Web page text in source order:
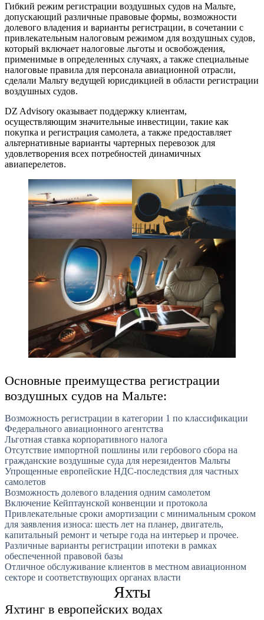
Гибкий режим регистрации воздушных судов на Мальте,
допускающий различные правовые формы, возможности
долевого владения и варианты регистрации, в сочетании с
привлекательным налоговым режимом для воздушных судов,
который включает налоговые льготы и освобождения,
применимые в определенных случаях, а также специальные
налоговые правила для персонала авиационной отрасли,
сделали Мальту ведущей юрисдикцией в области регистрации
воздушных судов.
DZ Advisory оказывает поддержку клиентам,
осуществляющим значительные инвестиции, такие как
покупка и регистрация самолета, а также предоставляет
альтернативные варианты чартерных перевозок для
удовлетворения всех потребностей динамичных
авиаперелетов.
Основные преимущества регистрации
воздушных судов на Мальте:
Возможность регистрации в категории 1 по классификации
Федерального авиационного агентства
Льготная ставка корпоративного налога
Отсутствие импортной пошлины или гербового сбора на
гражданские воздушные суда для нерезидентов Мальты
Упрощенные европейские НДС-последствия для частных
самолетов
Возможность долевого владения одним самолетом
Включение Кейптаунской конвенции и протокола
Привлекательные сроки амортизации с минимальным сроком
для заявления износа: шесть лет на планер, двигатель,
капитальный ремонт и четыре года на интерьер и прочее.
Различные варианты регистрации ипотеки в рамках
обеспеченной правовой базы
Отличное обслуживание клиентов в местном авиационном
секторе и соответствующих органах власти
Яхты
Яхтинг в европейских водах